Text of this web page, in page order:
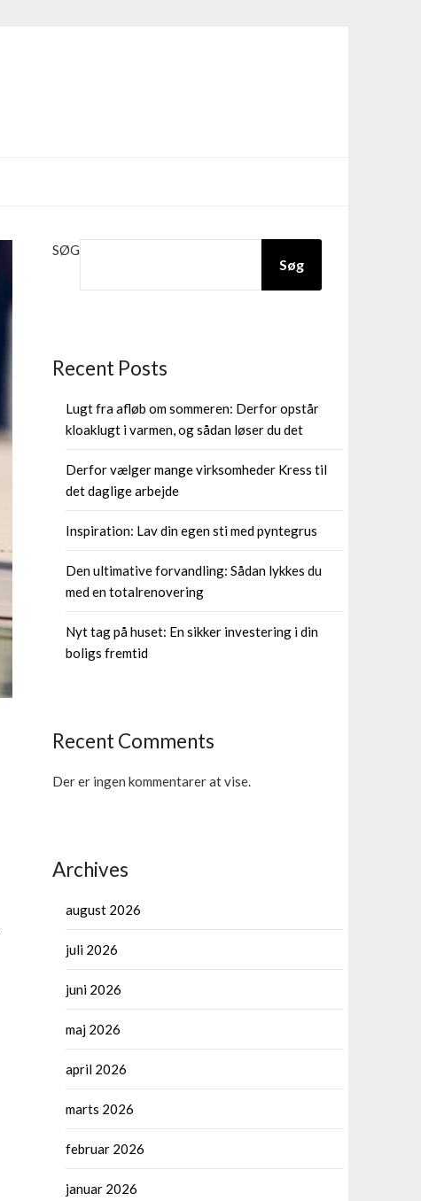
SØG
Søg
Recent Posts
Lugt fra afløb om sommeren: Derfor opstår
kloaklugt i varmen, og sådan løser du det
Derfor vælger mange virksomheder Kress til
det daglige arbejde
Inspiration: Lav din egen sti med pyntegrus
Den ultimative forvandling: Sådan lykkes du
med en totalrenovering
Nyt tag på huset: En sikker investering i din
boligs fremtid
Recent Comments
Der er ingen kommentarer at vise.
Archives
august 2026
juli 2026
juni 2026
maj 2026
april 2026
marts 2026
februar 2026
januar 2026